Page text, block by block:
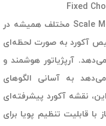
دلخواه شما را اجرا کنند. همچنین با سیScale Mode مختلف همیشه در
مسیر درست نواختن می‌مانید. سیستم تشخیص آکورد به صورت لحظه‌‎ای
آرپژیاتور هوشمند و
به آسانی الگوهای
نقشه آکورد پیشرفته‌ای
قابلیت تنظیم پویا برای